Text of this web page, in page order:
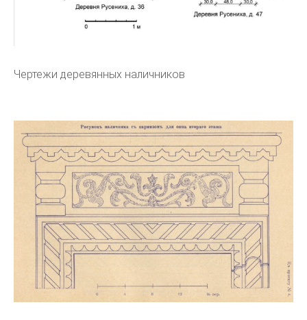
Чертежи деревянных наличников